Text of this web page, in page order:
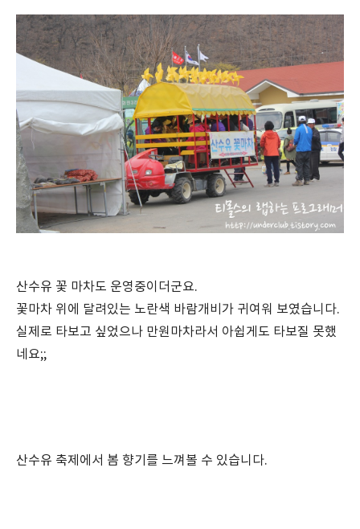
산수유 꽃 마차도 운영중이더군요.
꽃마차 위에 달려있는 노란색 바람개비가 귀여워 보였습니다.
실제로 타보고 싶었으나 만원마차라서 아쉽게도 타보질 못했
네요;;
산수유 축제에서 봄 향기를 느껴볼 수 있습니다.